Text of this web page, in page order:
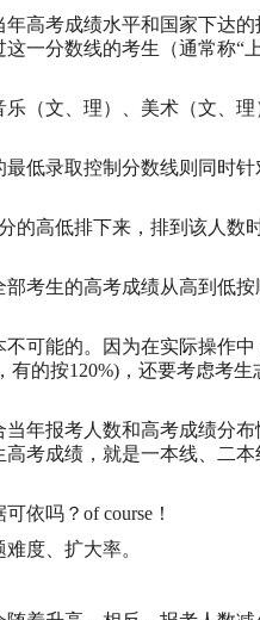
高考成绩水平和国家下达
一分数线的考生（通常称“
（文、理）、美术（文、
低录取控制分数线则同时
的高低排下来，排到该人数
考生的高考成绩从高到低
可能的。因为在实际操作
的按120%)，还要考虑考
年报考人数和高考成绩分
考成绩，就是一本线、二
依吗？of course！
度、扩大率。